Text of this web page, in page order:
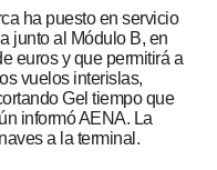
ha puesto en servicio
junto al Módulo B, en
euros y que permitirá a
vuelos interislas,
Gel tiempo que
informó AENA. La
a la terminal.